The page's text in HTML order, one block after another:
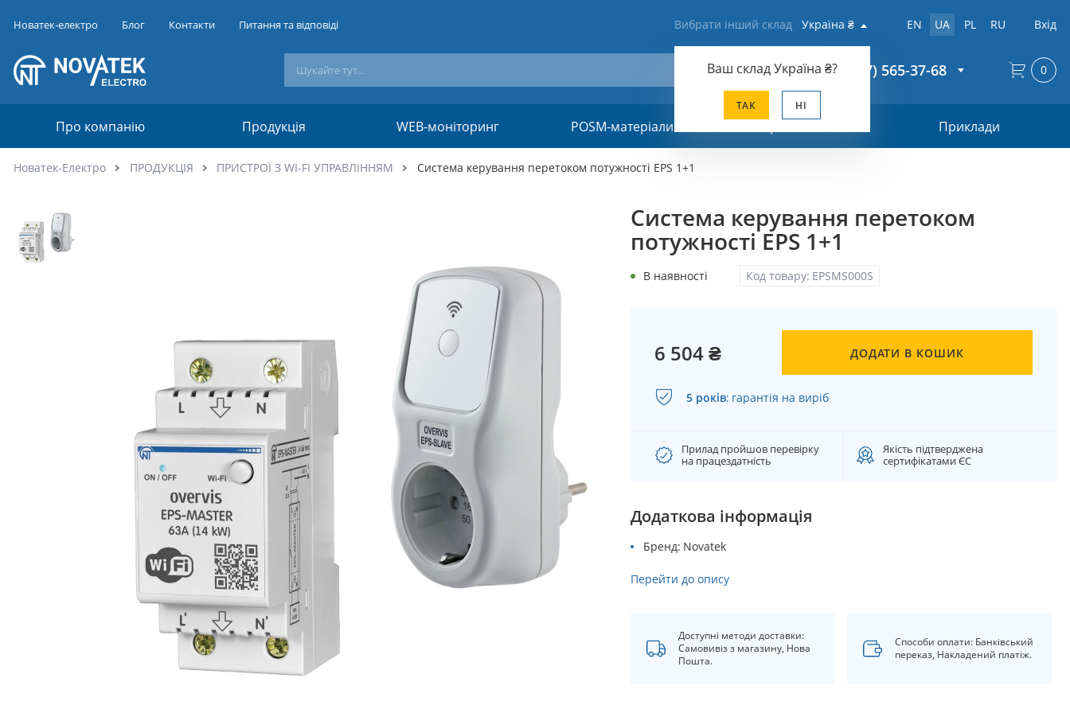
Новатек-електро Блог Контакти Питання та відповіді Вибрати інший склад Україна ₴
Ваш складУкраїна ₴?
ТАК НІ
EN UA PL RU Вхід
+38 (067) 565-37-68
Про компанію Продукція WEB-моніторинг POSM-матеріали Приклади
0
Новатек-Електро ПРОДУКЦІЯ ПРИСТРОЇ З WI-FI УПРАВЛІННЯМ Система керування перетоком потужності EPS 1+1
Система керування перетоком
потужності EPS 1+1
Код товару: EPSMS000S
В наявності
6 504 ₴ ДОДАТИ В КОШИК
5 років: гарантія на виріб
Прилад пройшов перевірку
на працездатність
Якість підтверджена
сертифікатами ЄС
Додаткова інформація
Бренд Novatek
Перейти до опису
Доступні методи доставки:
Самовивіз з магазину, Нова
Пошта.
Способи оплати: Банківський
переказ, Накладений платіж.